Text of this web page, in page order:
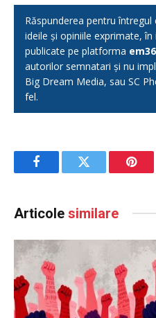
Răspunderea pentru
ideile și opiniile exprimate,
publicate pe platforma
autorilor semnatari și nu
Big Dream Media, sau SC
fel.
FacebookTwitter
Articole similare